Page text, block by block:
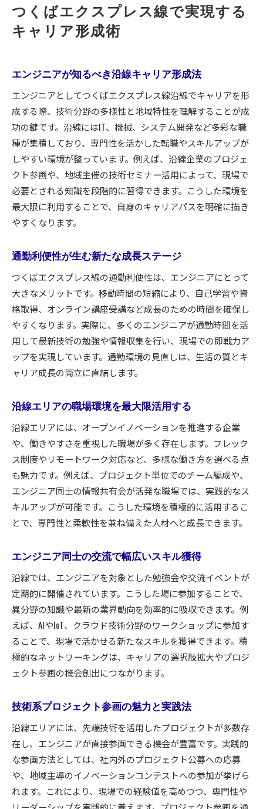
つくばエクスプレス線で実現する
キャリア形成術
エンジニアが知るべき沿線キャリア形成法
エンジニアとしてつくばエクスプレス線沿線でキャリアを形
成する際、技術分野の多様性と地域特性を理解することが成
功の鍵です。沿線にはIT、機械、システム開発など多彩な職
種が集積しており、専門性を活かした転職やスキルアップが
しやすい環境が整っています。例えば、沿線企業のプロジェ
クト参画や、地域主催の技術セミナー活用によって、現場で
必要とされる知識を段階的に習得できます。こうした環境を
最大限に利用することで、自身のキャリアパスを明確に描き
やすくなります。
通勤利便性が生む新たな成長ステージ
つくばエクスプレス線の通勤利便性は、エンジニアにとって
大きなメリットです。移動時間の短縮により、自己学習や資
格取得、オンライン講座受講など成長のための時間を確保し
やすくなります。実際に、多くのエンジニアが通勤時間を活
用して最新技術の勉強や情報収集を行い、現場での即戦力ア
ップを実現しています。通勤環境の見直しは、生活の質とキ
ャリア成長の両立に直結します。
沿線エリアの職場環境を最大限活用する
沿線エリアには、オープンイノベーションを推進する企業
や、働きやすさを重視した職場が多く存在します。フレック
ス制度やリモートワーク対応など、多様な働き方を選べる点
も魅力です。例えば、プロジェクト単位でのチーム編成や、
エンジニア同士の情報共有会が活発な職場では、実践的なス
キルアップが可能です。こうした環境を積極的に活用するこ
とで、専門性と柔軟性を兼ね備えた人材へと成長できます。
エンジニア同士の交流で幅広いスキル獲得
沿線では、エンジニアを対象とした勉強会や交流イベントが
定期的に開催されています。こうした場に参加することで、
異分野の知識や最新の業界動向を効率的に吸収できます。例
えば、AIやIoT、クラウド技術分野のワークショップに参加す
ることで、現場で活かせる新たなスキルを獲得できます。積
極的なネットワーキングは、キャリアの選択肢拡大やプロジ
ェクト参画の機会創出につながります。
技術系プロジェクト参画の魅力と実践法
沿線エリアには、先端技術を活用したプロジェクトが多数存
在し、エンジニアが直接参画できる機会が豊富です。実践的
な参画方法としては、社内外のプロジェクト公募への応募
や、地域主導のイノベーションコンテストへの参加が挙げら
れます。これにより、現場での経験値を高めつつ、専門性や